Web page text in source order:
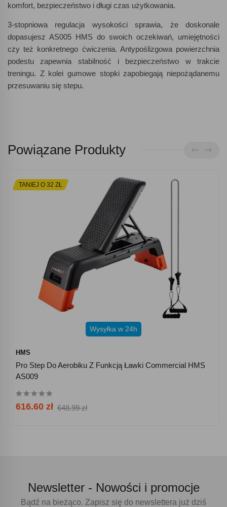
komfort, bezpieczeństwo i długi czas użytkowania.
3-stopniowa regulacja wysokości sprawia, że doskonale
dopasujesz AS005 HMS do swoich oczekiwań, umiejętności
czy też konkretnego ćwiczenia. Antypoślizgowa powierzchnia
podestu zapewnia stabilność i bezpieczeństwo w trakcie
treningu. Z kolei gumowe stopki zapobiegają niepożądanemu
przesuwaniu się stepu.
Powiązane Produkty
TANIEJ O 32 ZŁ
Wysyłka w 24h
HMS
Pro Step Do Aerobiku Z Funkcją Ławki Commercial HMS
AS009
616.60 zł 648.99 zł
Newsletter - Nowości i promocje
Bądź na bieżąco. Zapisz się do newslettera już dziś